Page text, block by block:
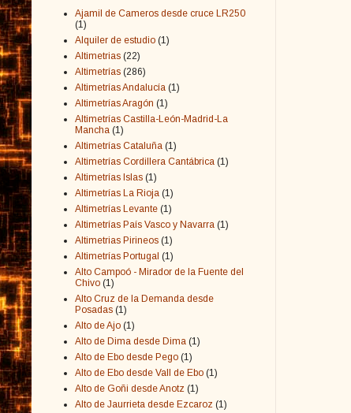
Ajamil de Cameros desde cruce LR250
(1)
Alquiler de estudio (1)
Altimetrias (22)
Altimetrías (286)
Altimetrías Andalucía (1)
Altimetrías Aragón (1)
Altimetrías Castilla-León-Madrid-La
Mancha (1)
Altimetrías Cataluña (1)
Altimetrías Cordillera Cantábrica (1)
Altimetrías Islas (1)
Altimetrías La Rioja (1)
Altimetrías Levante (1)
Altimetrías País Vasco y Navarra (1)
Altimetrias Pirineos (1)
Altimetrías Portugal (1)
Alto Campoó - Mirador de la Fuente del
Chivo (1)
Alto Cruz de la Demanda desde
Posadas (1)
Alto de Ajo (1)
Alto de Dima desde Dima (1)
Alto de Ebo desde Pego (1)
Alto de Ebo desde Vall de Ebo (1)
Alto de Goñi desde Anotz (1)
Alto de Jaurrieta desde Ezcaroz (1)